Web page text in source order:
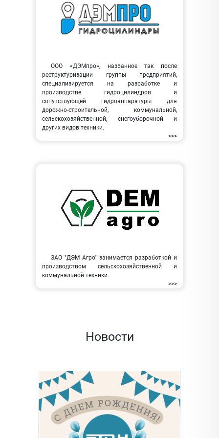
ООО «ДЭМпро», названное так после
реструктуризации группы предприятий,
специализируется на разработке и
производстве гидроцилиндров и
сопутствующей гидроаппаратуры для
дорожно-строительной, коммунальной,
сельскохозяйственной, снегоуборочной и
других видов техники.
>>>
ЗАО "ДЭМ Агро" занимается разработкой и
производством сельскохозяйственной и
коммунальной техники.
>>>
Новости